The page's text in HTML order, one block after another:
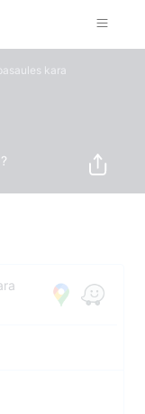
kara